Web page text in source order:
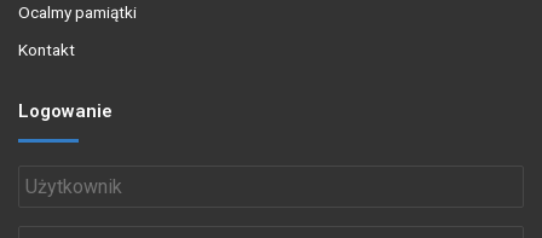
Ocalmy pamiątki
Kontakt
Logowanie